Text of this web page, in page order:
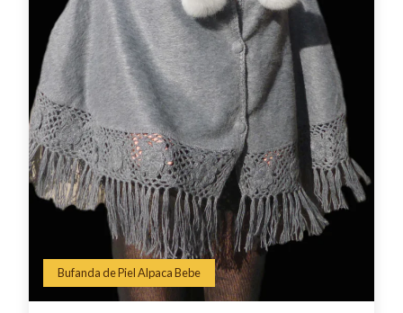
Bufanda de Piel Alpaca Bebe